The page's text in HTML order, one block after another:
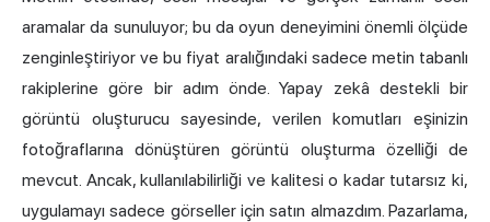
aramalar da sunuluyor; bu da oyun deneyimini önemli ölçüde
zenginleştiriyor ve bu fiyat aralığındaki sadece metin tabanlı
rakiplerine göre bir adım önde. Yapay zekâ destekli bir
görüntü oluşturucu sayesinde, verilen komutları eşinizin
fotoğraflarına dönüştüren görüntü oluşturma özelliği de
mevcut. Ancak, kullanılabilirliği ve kalitesi o kadar tutarsız ki,
uygulamayı sadece görseller için satın almazdım. Pazarlama,